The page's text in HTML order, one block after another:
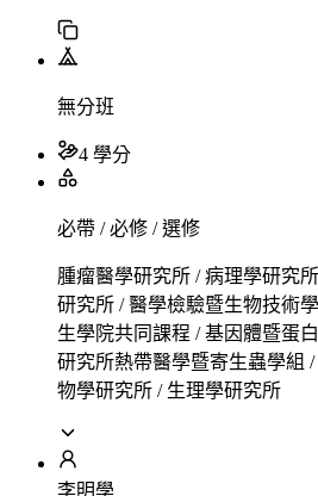
無分班
4 學分
必帶 / 必修 / 選修
腫瘤醫學研究所 / 病理學研究
研究所 / 醫學檢驗暨生物技術
生學院共同課程 / 基因體暨蛋
研究所熱帶醫學暨寄生蟲學組
物學研究所 / 生理學研究所
李明學